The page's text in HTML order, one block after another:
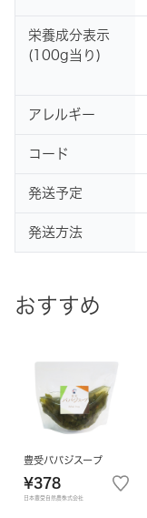
おすすめ
豊受ババジスープ
¥378
日本豊受自然農株式会社
栄養成分表示
(100g当り)
アレルギー
コード
発送予定
発送方法